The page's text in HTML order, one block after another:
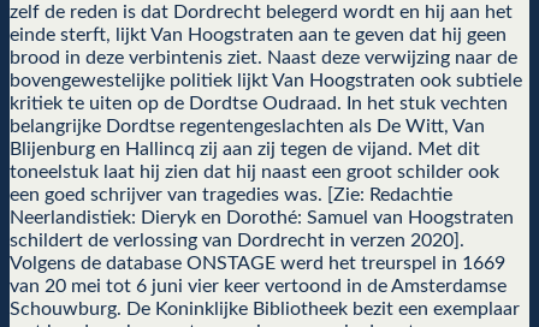
zelf de reden is dat Dordrecht belegerd wordt en hij aan het
einde sterft, lijkt Van Hoogstraten aan te geven dat hij geen
brood in deze verbintenis ziet. Naast deze verwijzing naar de
bovengewestelijke politiek lijkt Van Hoogstraten ook subtiele
kritiek te uiten op de Dordtse Oudraad. In het stuk vechten
belangrijke Dordtse regentengeslachten als De Witt, Van
Blijenburg en Hallincq zij aan zij tegen de vijand. Met dit
toneelstuk laat hij zien dat hij naast een groot schilder ook
een goed schrijver van tragedies was. [Zie: Redachtie
Neerlandistiek: Dieryk en Dorothé: Samuel van Hoogstraten
schildert de verlossing van Dordrecht in verzen 2020].
Volgens de database ONSTAGE werd het treurspel in 1669
van 20 mei tot 6 juni vier keer vertoond in de Amsterdamse
Schouwburg. De Koninklijke Bibliotheek bezit een exemplaar